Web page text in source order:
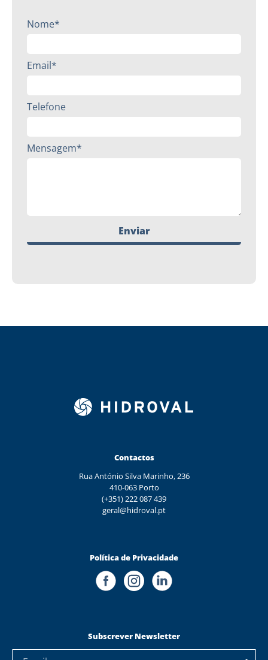
Nome*
Email*
Telefone
Mensagem*
Enviar
Contactos
Rua António Silva Marinho, 236
410-063 Porto
(+351) 222 087 439
geral@hidroval.pt
Política de Privacidade
Subscrever Newsletter